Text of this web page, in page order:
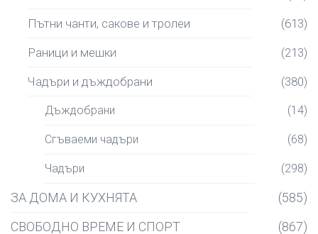
Пътни чанти, сакове и тролеи (613)
Раници и мешки (213)
Чадъри и дъждобрани (380)
Дъждобрани (14)
Сгъваеми чадъри (68)
Чадъри (298)
ЗА ДОМА И КУХНЯТА
(585)
СВОБОДНО ВРЕМЕ И СПОРТ
(867)